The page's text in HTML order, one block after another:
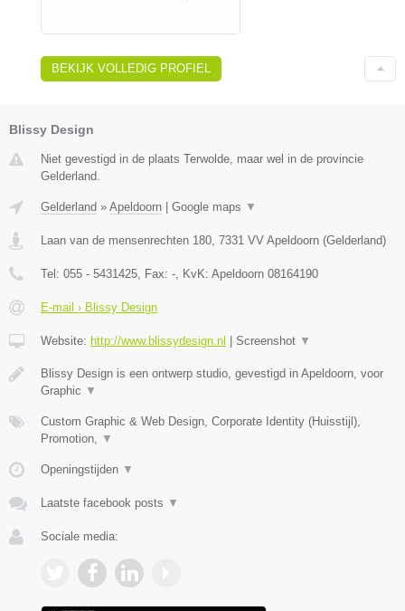
BEKIJK VOLLEDIG PROFIEL
Blissy Design
Niet gevestigd in de plaats Terwolde, maar wel in de provincie
Gelderland.
Gelderland » Apeldoorn Google maps ▼
Laan van de mensenrechten 180 7331 VV Apeldoorn (Gelderland)
Tel: 055 - 5431425 , Fax: - , KvK: Apeldoorn 08164190
E-mail › Blissy Design
Website: http://www.blissydesign.nl Screenshot ▼
Blissy Design is een ontwerp studio, gevestigd in Apeldoorn, voor
Graphic ▼
Custom Graphic & Web Design, Corporate Identity (Huisstijl),
Promotion,
▼
Openingstijden ▼
Laatste facebook posts ▼
Sociale media: